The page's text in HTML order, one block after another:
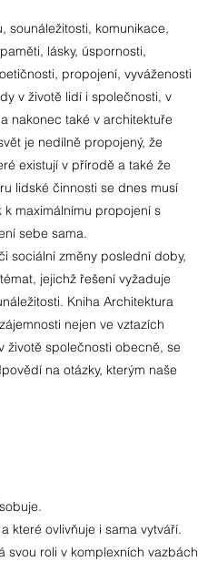
sounáležitosti, komunikace,
lásky, úspornosti,
propojení, vyváženosti
v životě lidí i společnosti, v
nakonec také v architektuře
je nedílně propojený, že
existují v přírodě a také že
lidské činnosti se dnes musí
maximálnímu propojení s
sebe sama.
sociální změny poslední doby,
jejichž řešení vyžaduje
Kniha Architektura
nejen ve vztazích
životě společnosti obecně, se
na otázky, kterým naše
které ovlivňuje i sama vytváří.
svou roli v komplexních vazbách